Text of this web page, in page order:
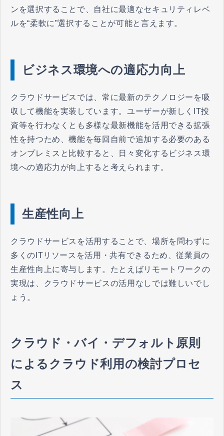
ンを選択することで、自社に最適なセキュリティレベ
ルを“柔軟に”選択することが可能と言えます。
ビジネス環境への適応力向上
クラウドサービスでは、常に最新のテクノロジーを吸
収して機能を実装しています。ユーザーが新しくIT投
資等を行わなくとも多様な最新機能を活用できる拡張
性を持つため、機能を毎回自前で追加する必要のある
オンプレミスと比較すると、日々変化するビジネス環
境への適応力が向上すると考えられます。
生産性向上
クラウドサービスを活用することで、場所を問わずに
多くのITリソースを活用・共有できるため、従業員の
生産性向上に寄与します。たとえばリモートワークの
実現は、クラウドサービスの活用なしでは難しいでし
ょう。
クラウド・バイ・デフォルト原則
によるクラウド利用の検討プロセ
ス